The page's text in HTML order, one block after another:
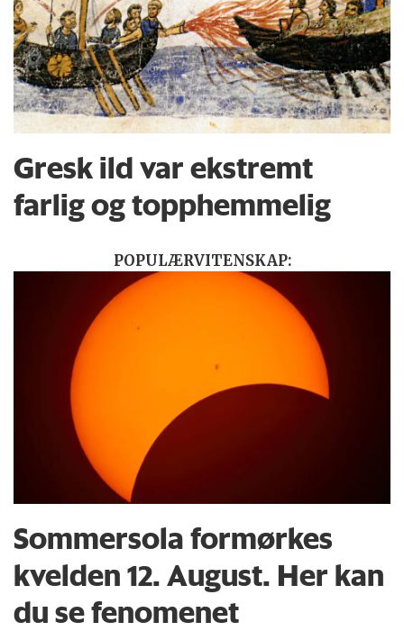
Gresk ild var ekstremt
farlig og topphemmelig
POPULÆRVITENSKAP:
Sommersola formørkes
kvelden 12. August. Her kan
du se fenomenet